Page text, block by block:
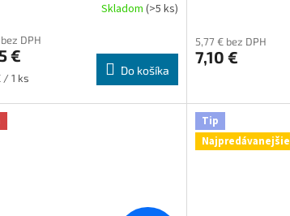
Skladom (>5 ks)
DPH
€
/ 1 ks
Do košíka
5,77 € bez DPH
7,10 €
Tip
Najpredávanejšie